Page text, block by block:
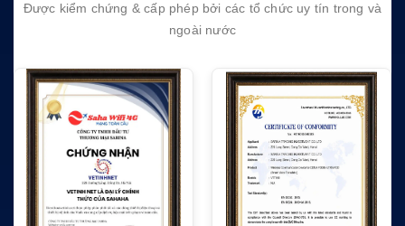
Được kiểm chứng & cấp phép bởi các tổ chức uy tín trong và
ngoài nước